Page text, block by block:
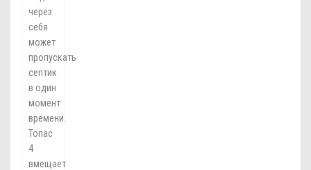
через
себя
может
пропускать
септик
в один
момент
времени.
Топас
4
вмещает